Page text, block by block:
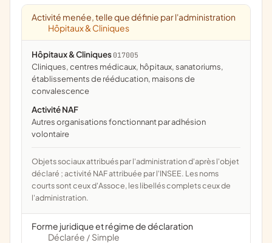
Activité menée, telle que définie par l'administration
Hôpitaux & Cliniques
Hôpitaux & Cliniques 017005
cliniques, centres médicaux, hôpitaux, sanatoriums,
établissements de rééducation, maisons de
convalescence
Activité NAF
Autres organisations fonctionnant par adhésion
volontaire
Objets sociaux attribués par l'administration d'après l'objet
déclaré ; activité NAF attribuée par l'INSEE. Les noms
courts sont ceux d'Assoce, les libellés complets ceux de
l'administration.
Forme juridique et régime de déclaration
Déclarée / Simple